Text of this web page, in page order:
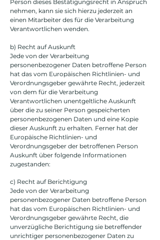
Person dieses Bestätigungsrecht in Anspruch
nehmen, kann sie sich hierzu jederzeit an
einen Mitarbeiter des für die Verarbeitung
Verantwortlichen wenden.
b) Recht auf Auskunft
Jede von der Verarbeitung
personenbezogener Daten betroffene Person
hat das vom Europäischen Richtlinien- und
Verordnungsgeber gewährte Recht, jederzeit
von dem für die Verarbeitung
Verantwortlichen unentgeltliche Auskunft
über die zu seiner Person gespeicherten
personenbezogenen Daten und eine Kopie
dieser Auskunft zu erhalten. Ferner hat der
Europäische Richtlinien- und
Verordnungsgeber der betroffenen Person
Auskunft über folgende Informationen
zugestanden:
c) Recht auf Berichtigung
Jede von der Verarbeitung
personenbezogener Daten betroffene Person
hat das vom Europäischen Richtlinien- und
Verordnungsgeber gewährte Recht, die
unverzügliche Berichtigung sie betreffender
unrichtiger personenbezogener Daten zu